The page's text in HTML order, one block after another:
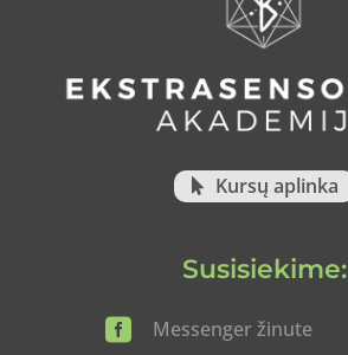
Kursų aplinka
Susisiekime:

Messenger žinute